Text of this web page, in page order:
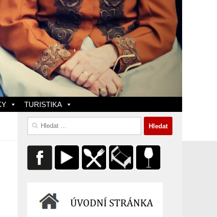
TURISTIKA
Vyhledávání